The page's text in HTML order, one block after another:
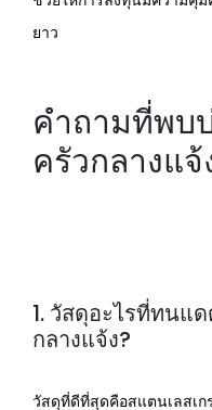
ยาว
คำถามที่พบ
ครัวกลางแ
1. วัสดุอะไรที่ทนแ
กลางแจ้ง?
วัสดุที่ดีที่สุดคือสแตนเลสเ